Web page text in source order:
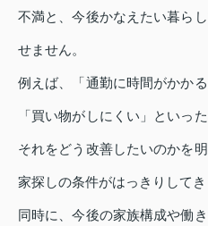
不満と、今後かなえたい暮ら
せません。
例えば、「通勤に時間がかか
「買い物がしにくい」といっ
それをどう改善したいのかを
家探しの条件がはっきりしてき
同時に、今後の家族構成や働